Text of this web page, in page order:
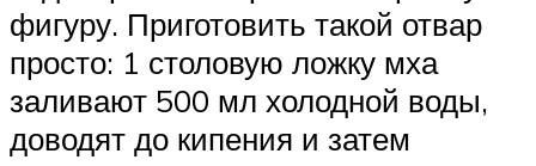
фигуру. Приготовить такой отвар
просто: 1 столовую ложку мха
заливают 500 мл холодной воды,
доводят до кипения и затем